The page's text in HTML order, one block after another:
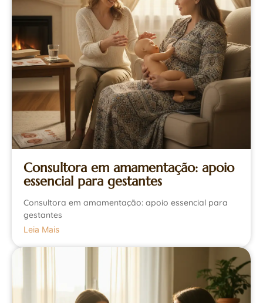
Consultora em amamentação: apoio
essencial para gestantes
Consultora em amamentação: apoio essencial para
gestantes
Leia Mais